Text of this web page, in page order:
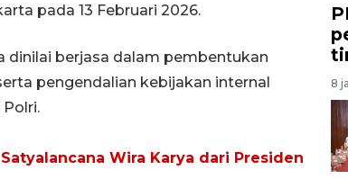
pada 13 Februari 2026.
dinilai berjasa dalam pembentukan
pengendalian kebijakan internal
Wira Karya dari Presiden
8